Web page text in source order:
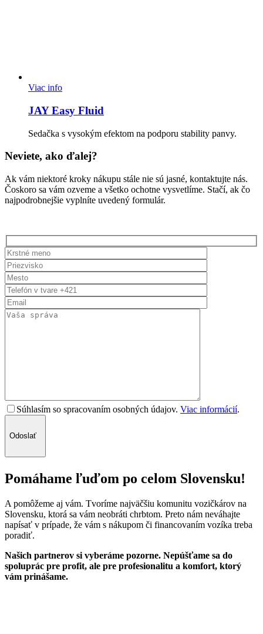
Viac info
JAY Easy Fluid
Sedačka s vysokým efektom na podporu stability panvy.
Neviete, ako ďalej?
Ak vám niektoré kroky nákupu stále nie sú jasné, kontaktujte nás.
Čoskoro sa vám ozveme a všetko ochotne vysvetlíme. Stačí, ak čo
najpodrobnejšie vyplníte uvedený formulár.
Súhlasím so spracovaním osobných údajov. Viac informácií.
Odoslať
Pomáhame ľuďom po celom Slovensku!
A pomôžeme aj vám. Tvoríme najväčšiu komunitu vozičkárov na
Slovensku, ktorá sa vám neobráti chrbtom. Preto nám neváhajte
napísať v prípade, že vám s nákupom či financovaním vozíka treba
poradiť.
Našich partnerov si vyberáme pozorne. Nepúšťame sa do
spoluprác pre profit, ale pre profesionalitu a komfort, ktorý
vám prinášame.